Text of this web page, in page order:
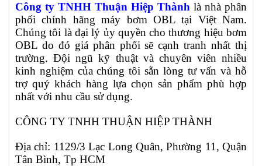
Công ty TNHH Thuận Hiệp Thành là nhà phân
phối chính hãng máy bơm OBL tại Việt Nam.
Chúng tôi là đại lý ủy quyền cho thương hiệu bơm
OBL do đó giá phân phối sẽ cạnh tranh nhất thị
trường. Đội ngũ kỹ thuật và chuyên viên nhiều
kinh nghiệm của chúng tôi sẵn lòng tư vấn và hỗ
trợ quý khách hàng lựa chọn sản phẩm phù hợp
nhất với nhu cầu sử dụng.
CÔNG TY TNHH THUẬN HIỆP THÀNH
Địa chỉ: 1129/3 Lạc Long Quân, Phường 11, Quận
Tân Bình, Tp HCM